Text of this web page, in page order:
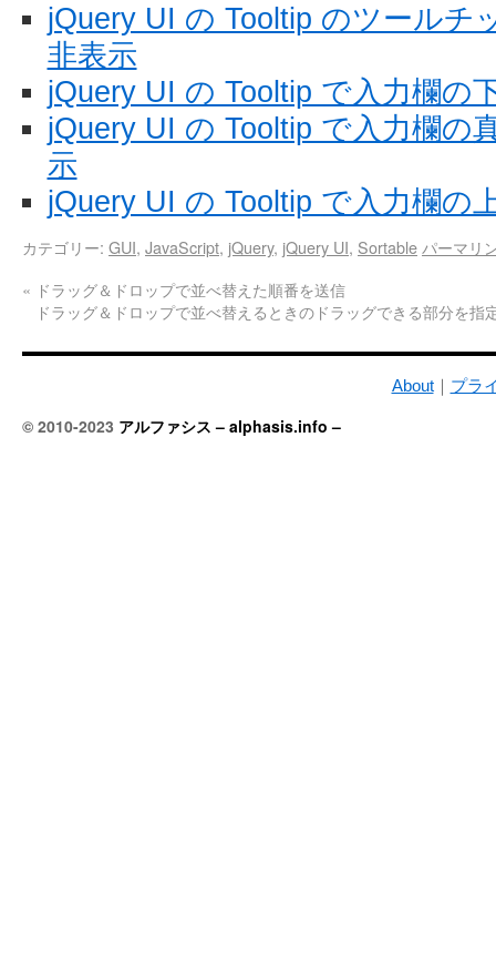
jQuery UI の Tooltip のツールチ
非表示
jQuery UI の Tooltip で入力欄の
jQuery UI の Tooltip で入力欄の
示
jQuery UI の Tooltip で入力欄の
カテゴリー: GUI, JavaScript, jQuery, jQuery UI, Sortable パーマリ
« ドラッグ＆ドロップで並べ替えた順番を送信
ドラッグ＆ドロップで並べ替えるときのドラッグできる部分を指
About｜ プラ
© 2010-2023 アルファシス – alphasis.info –